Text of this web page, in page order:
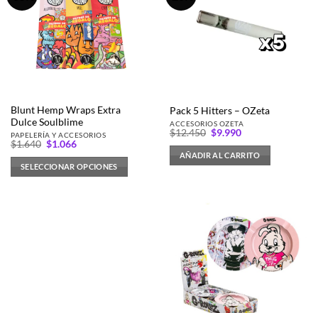
Las
opciones
página
de
producto
Blunt Hemp Wraps Extra
Dulce Soulblime
PAPELERÍA Y ACCESORIOS
$1.640 El
original
era:
$1.640.
$1.066El
actual
es:
$1.066.
SELECCIONAR OPCIONES
Pack 5 Hitters – OZeta
ACCESORIOS OZETA
$12.450 El
original
era:
$12.450.
$9.990El
actual
es:
$9.990.
AÑADIR AL CARRITO